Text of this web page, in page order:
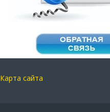
Карта сайта